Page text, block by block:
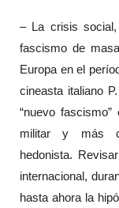
– La crisis
fascismo de
Europa en el
cineasta italiano
“nuevo
militar y más
hedonista.
internacional,
hasta ahora la